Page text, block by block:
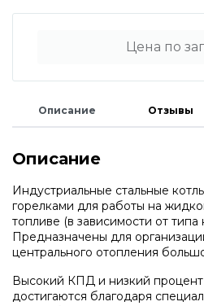
Принадлежности Protherm
Готовые решения Protherm
Baxi
Настенные газовые котлы
Запчасти для котлов
Запчасти Weishaupt
Запчасти для котлов
Запчасти Elko
Запчасти Giersch
Цена по
Описание Отзывы
Описание
Индустриальные стальные
горелками для работы на
топливе (в зависимости от
Предназначены для
центрального отопления
Высокий КПД и низкий
достигаются благодаря